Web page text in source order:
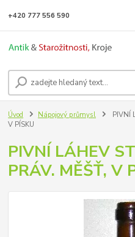
+420 777 556 590
Úvod Nápojový průmysl
PIVNÍ
V PÍSKU
PIVNÍ LÁHEV
PRÁV. MĚŠŤ, V